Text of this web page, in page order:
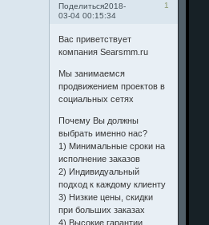
Поделиться 1
2018-
03-04 00:15:34
Вас приветствует
компания Searsmm.ru
Мы занимаемся
продвижением проектов в
социальных сетях
Почему Вы должны
выбрать именно нас?
1) Минимальные сроки на
исполнение заказов
2) Индивидуальный
подход к каждому клиенту
3) Низкие цены, скидки
при больших заказах
4) Высокие гарантии